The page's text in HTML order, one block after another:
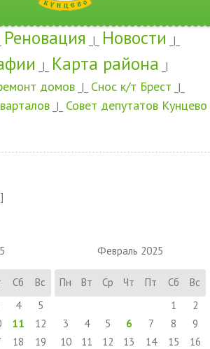
Реновация _|_ Новости _|_
_|_ Карта района _|
домов _|_ Снос к/т Брест _|_
_|_ Совет депутатов Кунцево
Сб
Вс
4
5
11
12
18
19
Февраль 2025
Пн Вт Ср Чт Пт Сб
Вс
1
2
3
4 5 6 7 8
9
10
11 12 13 14 15
16